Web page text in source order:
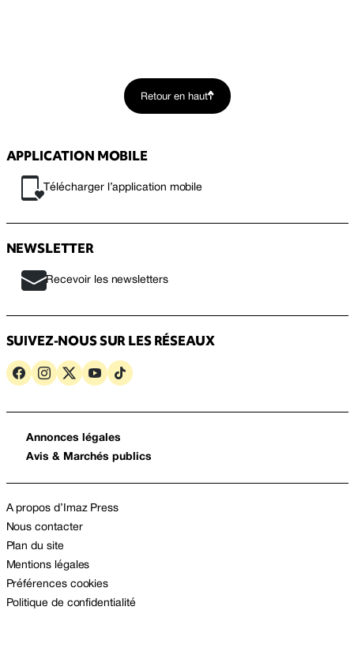
Retour en haut
APPLICATION MOBILE
Télécharger l’application mobile
NEWSLETTER
Recevoir les newsletters
SUIVEZ-NOUS SUR LES RÉSEAUX
Annonces légales
Avis & Marchés publics
A propos d’Imaz Press
Nous contacter
Plan du site
Mentions légales
Préférences cookies
Politique de confidentialité